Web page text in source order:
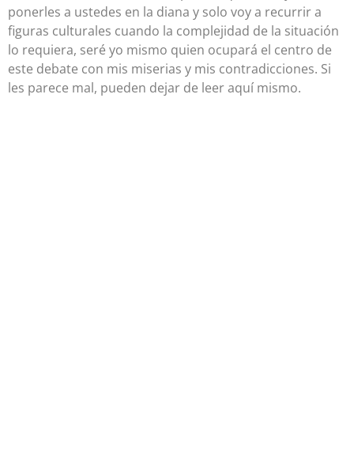
ponerles a ustedes en la diana y solo voy a recurrir a
figuras culturales cuando la complejidad de la situación
lo requiera, seré yo mismo quien ocupará el centro de
este debate con mis miserias y mis contradicciones. Si
les parece mal, pueden dejar de leer aquí mismo.